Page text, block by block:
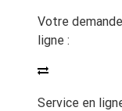
Votre
ligne :
Service en